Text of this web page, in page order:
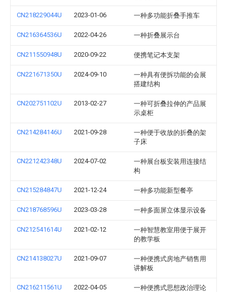
CN218229044U 2023-01-06 一种多功能折叠手推车
CN216364536U 2022-04-26 一种折叠展示台
CN211550948U 2020-09-22 便携笔记本支架
CN221671350U 2024-09-10
一种具有便拆功能的会展
搭建结构
CN202751102U 2013-02-27
一种可折叠拉伸的产品展
示桌柜
CN214284146U 2021-09-28
一种便于收放的折叠的架
子床
CN221242348U 2024-07-02
一种展台板安装用连接结
构
CN215284847U 2021-12-24 一种多功能新型餐亭
CN218768596U 2023-03-28 一种多面屏立体显示设备
CN212541614U 2021-02-12
一种智慧教室用便于展开
的教学板
CN214138027U 2021-09-07
一种便携式房地产销售用
讲解板
CN216211561U 2022-04-05
一种便携式思想政治理论